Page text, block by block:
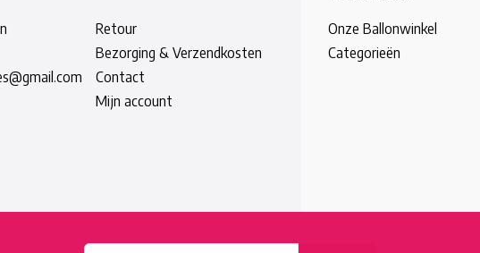
Retour
Bezorging & Verzendkosten
Contact
Mijn account
Onze Ballonwinkel
Categorieën